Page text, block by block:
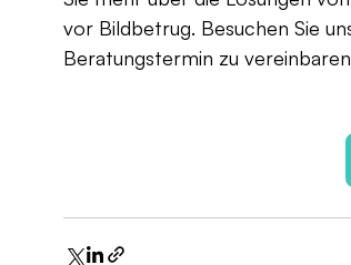
vor Bildbetrug. Besuchen Sie
Beratungstermin zu